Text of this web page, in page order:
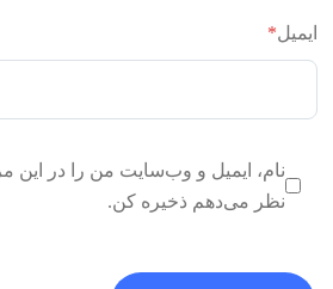
ایمیل*
نام، ایمیل و وب‌سایت من را در این
نظر می‌دهم ذخیره کن.